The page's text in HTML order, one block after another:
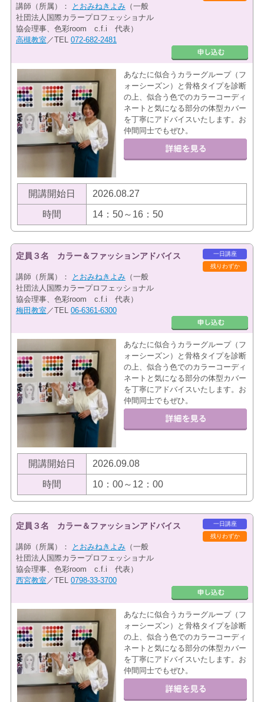
講師（所属）： とおみねきよみ（一般
社団法人国際カラープロフェッショナル
協会理事、色彩room c.f.i 代表）
高槻教室 ／TEL 072-682-2481
あなたに似合うカラーグループ（フ
ォーシーズン）と骨格タイプを診断
の上、似合う色でのカラーコーディ
ネートと気になる部分の体型カバー
を丁寧にアドバイスいたします。お
仲間同士でもぜひ。
開講開始日 2026.08.27
時間 14：50～16：50
一日講座
残りわずか
定員３名 カラー＆ファッションアドバイス
講師（所属）： とおみねきよみ（一般
社団法人国際カラープロフェッショナル
協会理事、色彩room c.f.i 代表）
梅田教室 ／TEL 06-6361-6300
あなたに似合うカラーグループ（フ
ォーシーズン）と骨格タイプを診断
の上、似合う色でのカラーコーディ
ネートと気になる部分の体型カバー
を丁寧にアドバイスいたします。お
仲間同士でもぜひ。
開講開始日 2026.09.08
時間 10：00～12：00
一日講座
残りわずか
定員３名 カラー＆ファッションアドバイス
講師（所属）： とおみねきよみ（一般
社団法人国際カラープロフェッショナル
協会理事、色彩room c.f.i 代表）
西宮教室 ／TEL 0798-33-3700
あなたに似合うカラーグループ（フ
ォーシーズン）と骨格タイプを診断
の上、似合う色でのカラーコーディ
ネートと気になる部分の体型カバー
を丁寧にアドバイスいたします。お
仲間同士でもぜひ。